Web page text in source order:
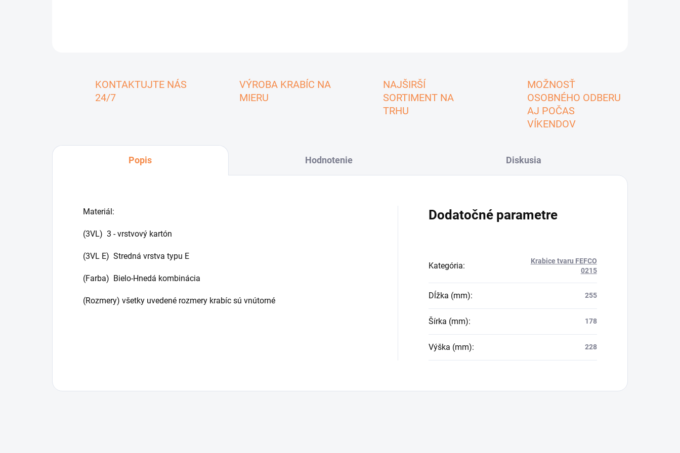
KONTAKTUJTE NÁS
24/7
VÝROBA KRABÍC NA
MIERU
NAJŠIRŠÍ
SORTIMENT NA
TRHU
MOŽNOSŤ
OSOBNÉHO ODBERU
AJ POČAS
VÍKENDOV
Popis Hodnotenie Diskusia
Materiál:
(3VL) 3 - vrstvový kartón
(3VL E) Stredná vrstva typu E
(Farba) Bielo-Hnedá kombinácia
(Rozmery) všetky uvedené rozmery krabíc sú vnútorné
Dodatočné parametre
Kategória:
Krabice tvaru FEFCO
0215
Dĺžka (mm): 255
Šírka (mm): 178
Výška (mm): 228